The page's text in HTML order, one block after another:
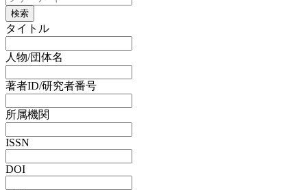
検索
タイトル
人物/団体名
著者ID/研究者番号
所属機関
ISSN
DOI